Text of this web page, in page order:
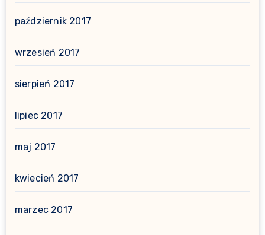
październik 2017
wrzesień 2017
sierpień 2017
lipiec 2017
maj 2017
kwiecień 2017
marzec 2017